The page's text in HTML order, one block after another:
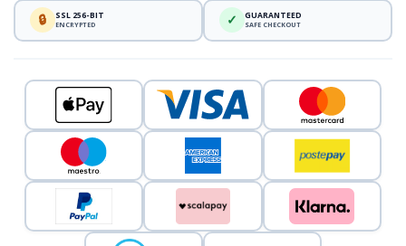
🔒 SSL 256-BIT
ENCRYPTED ✓ GUARANTEED
SAFE CHECKOUT